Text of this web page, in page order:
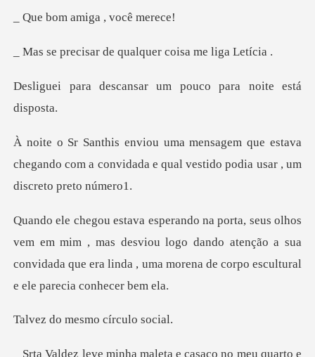
amiga , v
r de qualquer cois
ansar um pouco para
ue estava
chegando com a convidada e qual ve
mim , mas desviou logo dando atenção a sua
convidada que era linda
mesmo cír
leta e casaco no meu quarto e